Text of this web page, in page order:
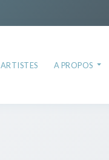
ARTISTES A PROPOS